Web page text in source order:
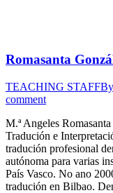
Romasanta
TEACHING STAFFBy
comment
M.ª Angeles
Tradución e
tradución profesional
autónoma para varias
País Vasco. No ano
tradución en Bilbao.